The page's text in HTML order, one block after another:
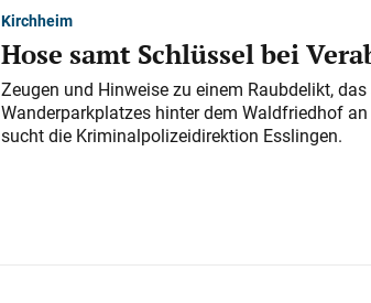
Kirchheim
Hose samt Schlüssel bei
Zeugen und Hinweise zu einem Raubdelikt,
Wanderparkplatzes hinter dem Waldfriedhof
sucht die Kriminalpolizeidirektion Esslingen.